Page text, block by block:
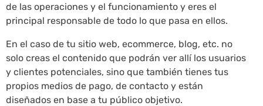
de las operaciones y el funcionamiento y eres el
principal responsable de todo lo que pasa en ellos.
En el caso de tu sitio web, ecommerce, blog, etc. no
solo creas el contenido que podrán ver allí los usuarios
y clientes potenciales, sino que también tienes tus
propios medios de pago, de contacto y están
diseñados en base a tu público objetivo.